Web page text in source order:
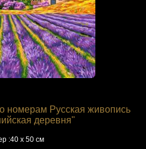
номерам Русская живопись
деревня"
:40 х 50 см